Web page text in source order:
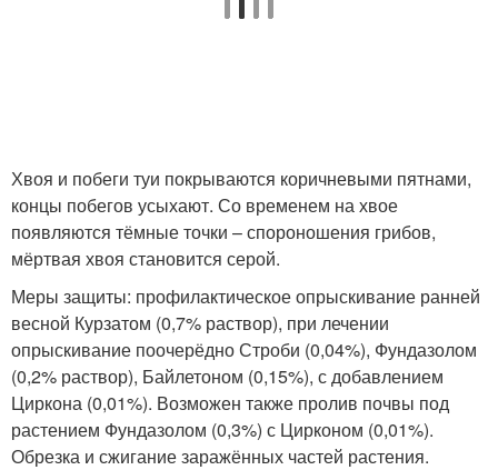
Хвоя и побеги туи покрываются коричневыми пятнами,
концы побегов усыхают. Со временем на хвое
появляются тёмные точки – спороношения грибов,
мёртвая хвоя становится серой.
Меры защиты: профилактическое опрыскивание ранней
весной Курзатом (0,7% раствор), при лечении
опрыскивание поочерёдно Строби (0,04%), Фундазолом
(0,2% раствор), Байлетоном (0,15%), с добавлением
Циркона (0,01%). Возможен также пролив почвы под
растением Фундазолом (0,3%) с Цирконом (0,01%).
Обрезка и сжигание заражённых частей растения.